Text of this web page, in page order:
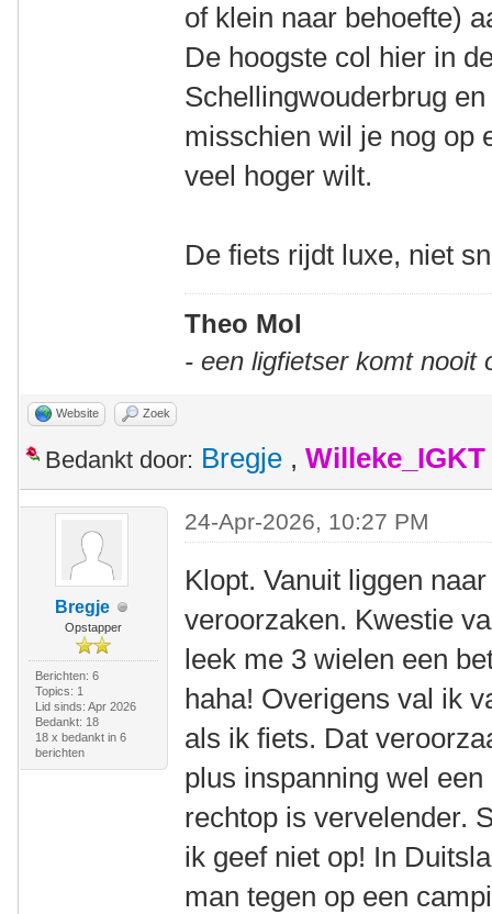
of klein naar behoefte)
De hoogste col hier in
Schellingwouderbrug
misschien wil je nog op
veel hoger wilt.
De fiets rijdt luxe, niet
Theo Mol
- een ligfietser komt nooit
Website Zoek
Bedankt door: Bregje , Willeke_IGKT
Bregje
Opstapper
Berichten: 6
Topics: 1
Lid sinds: Apr 2026
Bedankt: 18
18 x bedankt in 6
berichten
24-Apr-2026, 10:27 PM
Klopt. Vanuit liggen
veroorzaken. Kwestie
leek me 3 wielen een
haha! Overigens val ik
als ik fiets. Dat
plus inspanning wel
rechtop is vervelender.
ik geef niet op! In
man tegen op een